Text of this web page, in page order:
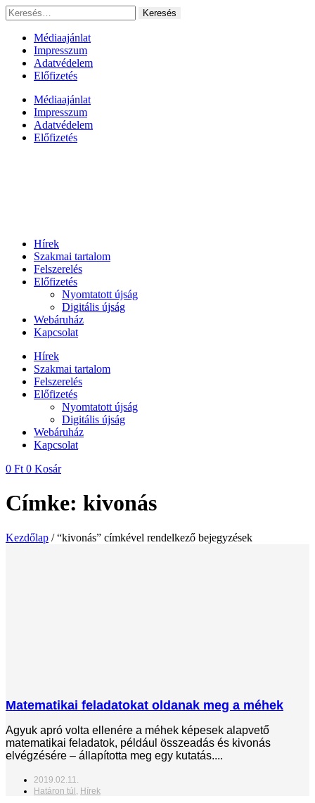
Ugrás
a
tartalomhoz
Keresés:
Médiaajánlat
Impresszum
Adatvédelem
Előfizetés
Médiaajánlat
Impresszum
Adatvédelem
Előfizetés
Hírek
Szakmai tartalom
Felszerelés
Előfizetés
Nyomtatott újság
Digitális újság
Webáruház
Kapcsolat
Hírek
Szakmai tartalom
Felszerelés
Előfizetés
Nyomtatott újság
Digitális újság
Webáruház
Kapcsolat
0 Ft 0 Kosár
Címke: kivonás
Kezdőlap / “kivonás” címkével rendelkező bejegyzések
Matematikai feladatokat oldanak meg a méhek
Agyuk apró volta ellenére a méhek képesek alapvető
matematikai feladatok, például összeadás és kivonás
elvégzésére – állapította meg egy kutatás....
2019.02.11.
Határon túl, Hírek